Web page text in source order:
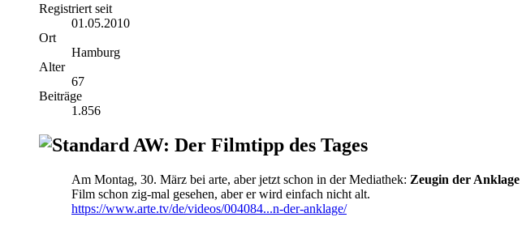
Registriert seit
01.05.2010
Ort
Hamburg
Alter
67
Beiträge
1.856
AW: Der Filmtipp des Tages
Am Montag, 30. März bei arte, aber jetzt schon in der Mediathek: Zeugin der Anklage
Film schon zig-mal gesehen, aber er wird einfach nicht alt.
https://www.arte.tv/de/videos/004084...n-der-anklage/